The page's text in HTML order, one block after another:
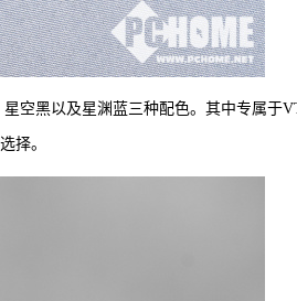
空黑以及星渊蓝三种配色。其中专属于
择。